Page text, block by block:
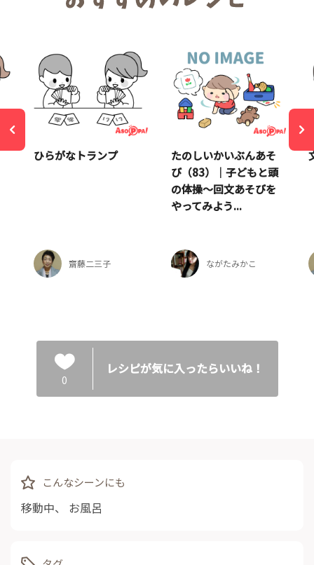
ひらがなトランプ
齋藤二三子
たのしいかいぶんあそ
び（83）｜子どもと頭
の体操～回文あそびを
やってみよう...
ながたみかこ
0
レシピが気に入ったらいいね！
こんなシーンにも
移動中、 お風呂